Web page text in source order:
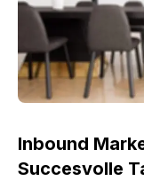
Inbound
Succesvolle